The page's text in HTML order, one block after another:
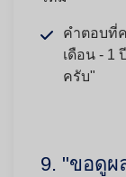
คำตอบที่
เดือน - 1
ครับ"
9. "ขอดูผ